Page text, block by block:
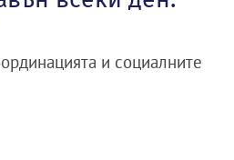
и социалните